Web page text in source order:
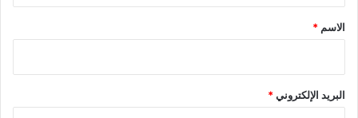
*
الاسم *
البريد الإلكتروني*